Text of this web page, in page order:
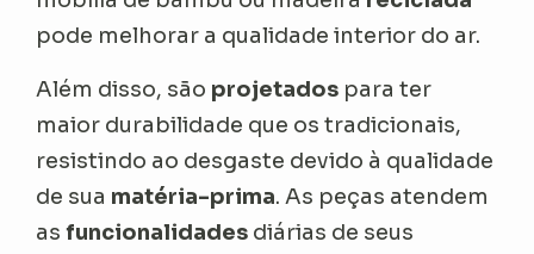
pode melhorar a qualidade interior do ar.
Além disso, são projetados para ter
maior durabilidade que os tradicionais,
resistindo ao desgaste devido à qualidade
de sua matéria-prima. As peças atendem
asfuncionalidades diárias de seus